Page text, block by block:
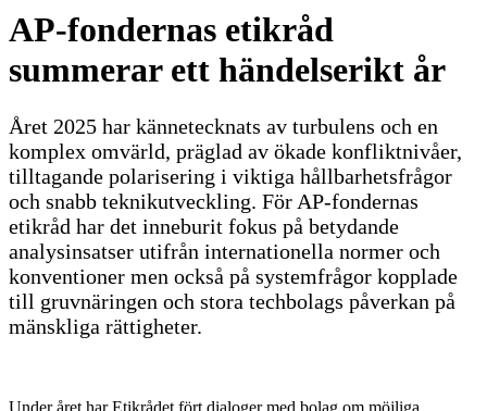
AP-fondernas etikråd
summerar ett händelserikt år
Året 2025 har kännetecknats av turbulens och en
komplex omvärld, präglad av ökade konfliktnivåer,
tilltagande polarisering i viktiga hållbarhetsfrågor
och snabb teknikutveckling. För AP-fondernas
etikråd har det inneburit fokus på betydande
analysinsatser utifrån internationella normer och
konventioner men också på systemfrågor kopplade
till gruvnäringen och stora techbolags påverkan på
mänskliga rättigheter.
Under året har Etikrådet fört dialoger med bolag om möjliga